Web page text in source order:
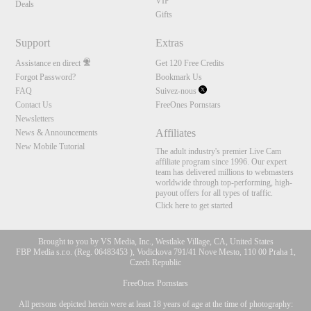
Deals
Gifts
Support
Assistance en direct
Forgot Password?
FAQ
Contact Us
Newsletters
News & Announcements
New Mobile Tutorial
Extras
Get 120 Free Credits
Bookmark Us
Suivez-nous
FreeOnes Pornstars
Affiliates
The adult industry's premier Live Cam
affiliate program since 1996. Our expert
team has delivered millions to webmasters
worldwide through top-performing, high-
payout offers for all types of traffic.
Click here to get started
Brought to you by VS Media, Inc., Westlake Village, CA, United States
FBP Media s.r.o. (Reg. 06483453 ), Vodickova 791/41 Nove Mesto, 110 00 Praha 1,
Czech Republic
FreeOnes Pornstars
All persons depicted herein were at least 18 years of age at the time of photography: